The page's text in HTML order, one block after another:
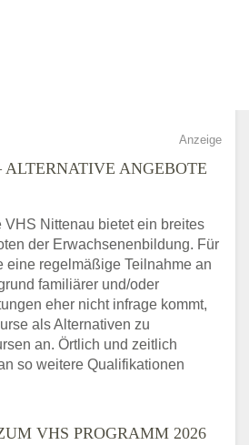
Anzeige
ANGEBOTE
VHS Nittenau bietet ein breites
der Erwachsenenbildung. Für
eine regelmäßige Teilnahme an
familiärer und/oder
eher nicht infrage kommt,
als Alternativen zu
an. Örtlich und zeitlich
so weitere Qualifikationen
VHS PROGRAMM 2026